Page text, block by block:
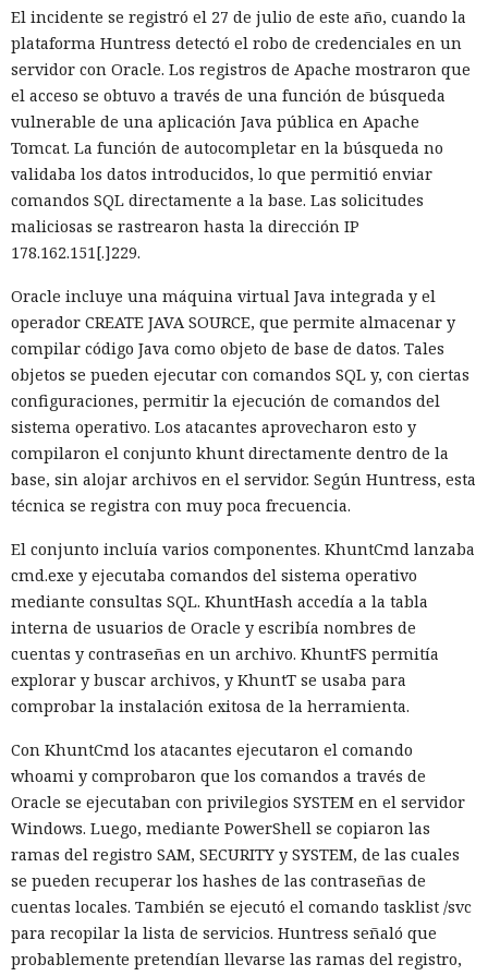
en Turbopack. Evita la configuración manual de lamemoiza
ciónque antes requería pasar el código por eltranspilador
Babel, y es capaz de reducir el tiempo de compilación en un
34% en arranque en frío y en un 46% en recompilación.
La mejora de rendimiento también afectó a la ejecución del
código. El paso a TypeScript versión 7, reescrito en Go, según
la estimación del equipo de Next.js acelera el
funcionamiento aproximadamente diez veces. En el
servidor, renunciar a la conversión de los web streams a
renderizado permite procesar un 22% más de solicitudes
sin cambiar el código de las aplicaciones.
Entre otras novedades figuran la unificación de la carga útil
para reducir el número de solicitudes de precarga, un
mejor caché de archivos estáticos, la herramienta de
depuración Instant Navigations, que muestra los
componentes lentos, documentación con soporte de
versiones para agentes de IA, límites propios de manejo de
«glob».
Las conversaciones sobre la pérdida de popularidad de
Next.js en favor de los frameworks Remix, Astro y Gatsby
aún no se confirman en los datos: según el director general
de Vercel, Guillermo Rauch, este año el número de
descargas del framework superó los mil millones — casi el
El incidente se registró el 27 de julio de este año, cuando la
plataforma Huntress detectó el robo de credenciales en un
servidor con Oracle. Los registros de Apache mostraron que
el acceso se obtuvo a través de una función de búsqueda
vulnerable de una aplicación Java pública en Apache
Tomcat. La función de autocompletar en la búsqueda no
validaba los datos introducidos, lo que permitió enviar
comandos SQL directamente a la base. Las solicitudes
maliciosas se rastrearon hasta la dirección IP
178.162.151[.]229.
Oracle incluye una máquina virtual Java integrada y el
operador CREATE JAVA SOURCE, que permite almacenar y
compilar código Java como objeto de base de datos. Tales
objetos se pueden ejecutar con comandos SQL y, con ciertas
configuraciones, permitir la ejecución de comandos del
sistema operativo. Los atacantes aprovecharon esto y
compilaron el conjunto khunt directamente dentro de la
base, sin alojar archivos en el servidor. Según Huntress, esta
técnica se registra con muy poca frecuencia.
El conjunto incluía varios componentes. KhuntCmd lanzaba
cmd.exe y ejecutaba comandos del sistema operativo
mediante consultas SQL. KhuntHash accedía a la tabla
interna de usuarios de Oracle y escribía nombres de
cuentas y contraseñas en un archivo. KhuntFS permitía
explorar y buscar archivos, y KhuntT se usaba para
comprobar la instalación exitosa de la herramienta.
Con KhuntCmd los atacantes ejecutaron el comando
whoami y comprobaron que los comandos a través de
Oracle se ejecutaban con privilegios SYSTEM en el servidor
Windows. Luego, mediante PowerShell se copiaron las
ramas del registro SAM, SECURITY y SYSTEM, de las cuales
se pueden recuperar los hashes de las contraseñas de
cuentas locales. También se ejecutó el comando tasklist /svc
para recopilar la lista de servicios. Huntress señaló que
probablemente pretendían llevarse las ramas del registro,